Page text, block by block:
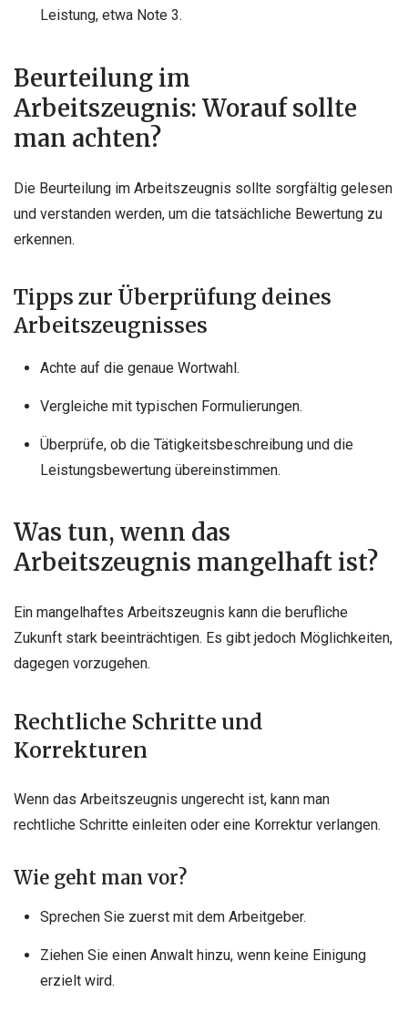
Leistung, etwa Note 3.
Beurteilung im
Arbeitszeugnis: Worauf sollte
man achten?
Die Beurteilung im Arbeitszeugnis sollte sorgfältig gelesen
und verstanden werden, um die tatsächliche Bewertung zu
erkennen.
Tipps zur Überprüfung deines
Arbeitszeugnisses
Achte auf die genaue Wortwahl.
Vergleiche mit typischen Formulierungen.
Überprüfe, ob die Tätigkeitsbeschreibung und die
Leistungsbewertung übereinstimmen.
Was tun, wenn das
Arbeitszeugnis mangelhaft ist?
Ein mangelhaftes Arbeitszeugnis kann die berufliche
Zukunft stark beeinträchtigen. Es gibt jedoch Möglichkeiten,
dagegen vorzugehen.
Rechtliche Schritte und
Korrekturen
Wenn das Arbeitszeugnis ungerecht ist, kann man
rechtliche Schritte einleiten oder eine Korrektur verlangen.
Wie geht man vor?
Sprechen Sie zuerst mit dem Arbeitgeber.
Ziehen Sie einen Anwalt hinzu, wenn keine Einigung
erzielt wird.